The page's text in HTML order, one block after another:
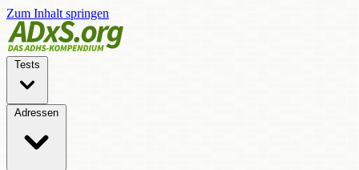
Zum Inhalt springen
Tests
Adressen